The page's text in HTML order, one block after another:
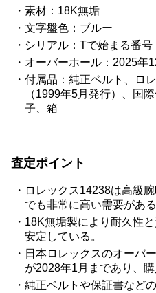
素材：18K無垢
文字盤色：ブルー
シリアル：Tで始まる番号
オーバーホール：2025年
付属品：純正ベルト、ロ
（1999年5月発行）、国
子、箱
査定ポイント
ロレックス14238は高級
でも非常に高い需要がある
18K無垢製により耐久性
安定している。
日本ロレックスのオーバ
が2028年1月まであり、
純正ベルトや保証書など